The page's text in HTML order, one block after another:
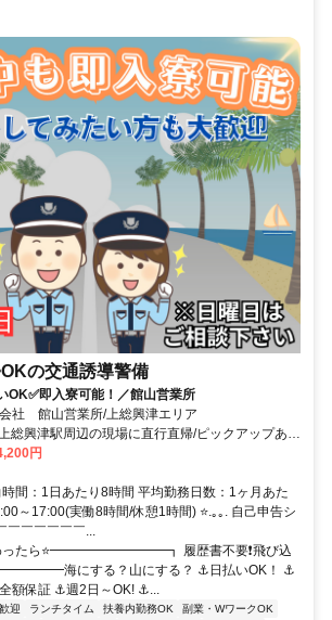
の交通誘導警備
OK✅即入寮可能！／館山営業所
社 館山営業所/上総興津エリア
総興津駅周辺の現場に直行直帰/ピックアップあ
要です♪
円
間：1日あたり8時間 平均勤務日数：1ヶ月あた
～17:00(実働8時間/休憩1時間) ⭐.｡｡. 自己申告シ
￣￣￣￣￣￣...
ったら⭐━━━━━━━━━┓ 履歴書不要❗飛び込
海にする？山にする？ ⚓日払いOK！ ⚓
額保証 ⚓週2日～OK! ⚓...
迎 ランチタイム 扶養内勤務OK
副業・WワークOK